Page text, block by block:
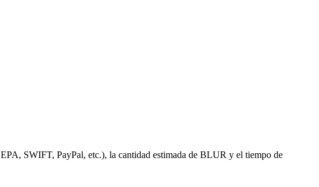
SWIFT, PayPal, etc.), la cantidad estimada de BLUR y el tiempo de